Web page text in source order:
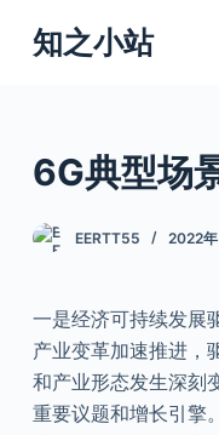
跳
过
知之小站
6G典型场
EERTT55 2022
一是经济可持续发展
产业变革加速推进，
和产业形态发生深刻
重要议题和增长引擎